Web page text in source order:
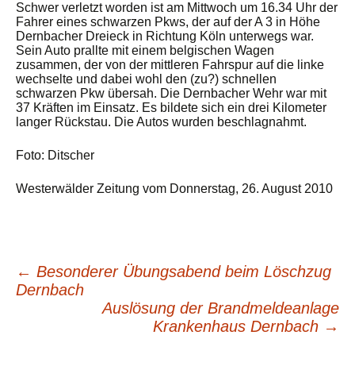
Schwer verletzt worden ist am Mittwoch um 16.34 Uhr der
Fahrer eines schwarzen Pkws, der auf der A 3 in Höhe
Dernbacher Dreieck in Richtung Köln unterwegs war.
Sein Auto prallte mit einem belgischen Wagen
zusammen, der von der mittleren Fahrspur auf die linke
wechselte und dabei wohl den (zu?) schnellen
schwarzen Pkw übersah. Die Dernbacher Wehr war mit
37 Kräften im Einsatz. Es bildete sich ein drei Kilometer
langer Rückstau. Die Autos wurden beschlagnahmt.
Foto: Ditscher
Westerwälder Zeitung vom Donnerstag, 26. August 2010
Beitragsnavigation
← Besonderer Übungsabend beim Löschzug
Dernbach
Auslösung der Brandmeldeanlage
Krankenhaus Dernbach →